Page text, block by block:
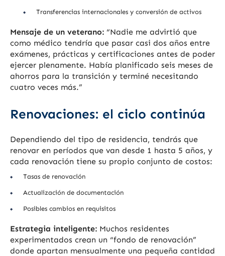
Transferencias internacionales y conversión de activos
Mensaje de un veterano: “Nadie me advirtió que
como médico tendría que pasar casi dos años entre
exámenes, prácticas y certificaciones antes de poder
ejercer plenamente. Había planificado seis meses de
ahorros para la transición y terminé necesitando
cuatro veces más.”
Renovaciones: el ciclo continúa
Dependiendo del tipo de residencia, tendrás que
renovar en períodos que van desde 1 hasta 5 años, y
cada renovación tiene su propio conjunto de costos:
Tasas de renovación
Actualización de documentación
Posibles cambios en requisitos
Estrategia inteligente: Muchos residentes
experimentados crean un “fondo de renovación”
donde apartan mensualmente una pequeña cantidad